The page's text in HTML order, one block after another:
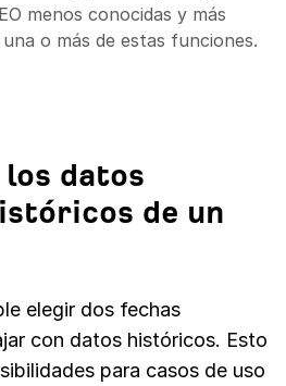
menos conocidas y más
o más de estas funciones.
los datos
de un
elegir dos fechas
con datos históricos. Esto
para casos de uso